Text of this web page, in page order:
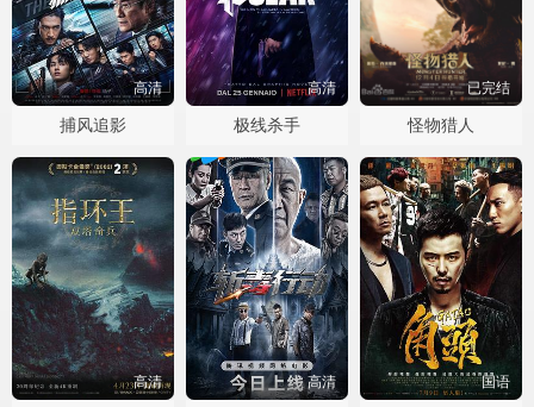
高清
捕风追影
高清
极线杀手
已完结
怪物猎人
高清 高清 国语